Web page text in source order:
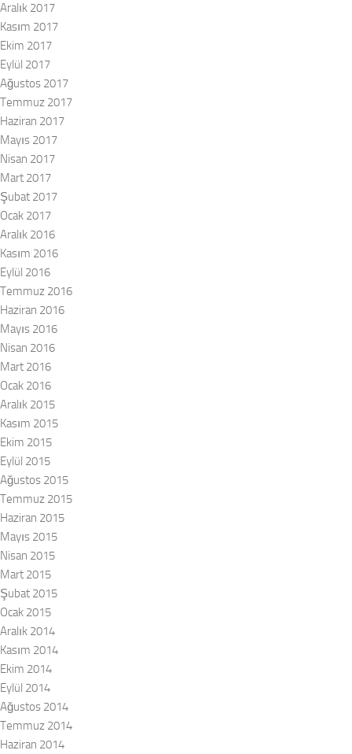
Aralık 2017
Kasım 2017
Ekim 2017
Eylül 2017
Ağustos 2017
Temmuz 2017
Haziran 2017
Mayıs 2017
Nisan 2017
Mart 2017
Şubat 2017
Ocak 2017
Aralık 2016
Kasım 2016
Eylül 2016
Temmuz 2016
Haziran 2016
Mayıs 2016
Nisan 2016
Mart 2016
Ocak 2016
Aralık 2015
Kasım 2015
Ekim 2015
Eylül 2015
Ağustos 2015
Temmuz 2015
Haziran 2015
Mayıs 2015
Nisan 2015
Mart 2015
Şubat 2015
Ocak 2015
Aralık 2014
Kasım 2014
Ekim 2014
Eylül 2014
Ağustos 2014
Temmuz 2014
Haziran 2014